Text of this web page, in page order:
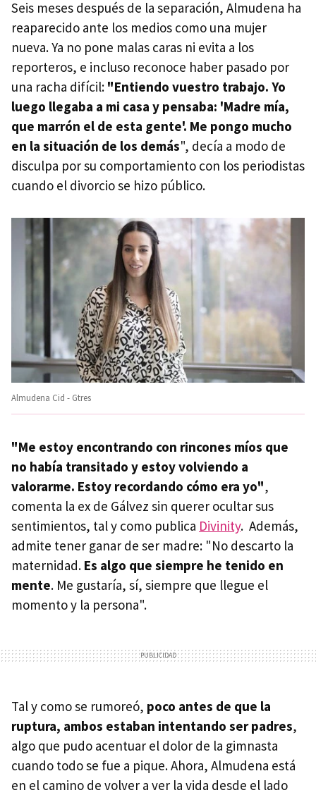
Seis meses después de la separación, Almudena ha
reaparecido ante los medios como una mujer
nueva. Ya no pone malas caras ni evita a los
reporteros, e incluso reconoce haber pasado por
una racha difícil: "Entiendo vuestro trabajo. Yo
luego llegaba a mi casa y pensaba: 'Madre mía,
que marrón el de esta gente'. Me pongo mucho
en la situación de los demás", decía a modo de
disculpa por su comportamiento con los periodistas
cuando el divorcio se hizo público.
Almudena Cid - Gtres
"Me estoy encontrando con rincones míos que
no había transitado y estoy volviendo a
valorarme. Estoy recordando cómo era yo",
comenta la ex de Gálvez sin querer ocultar sus
sentimientos, tal y como publica Divinity. Además,
admite tener ganar de ser madre: "No descarto la
maternidad. Es algo que siempre he tenido en
mente. Me gustaría, sí, siempre que llegue el
momento y la persona".
Tal y como se rumoreó, poco antes de que la
ruptura, ambos estaban intentando ser padres,
algo que pudo acentuar el dolor de la gimnasta
cuando todo se fue a pique. Ahora, Almudena está
en el camino de volver a ver la vida desde el lado